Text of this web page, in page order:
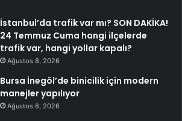
İstanbul’da trafik var mı? SON DAKİKA!
24 Temmuz Cuma hangi ilçelerde
trafik var, hangi yollar kapalı?
Ağustos 8, 2026
Bursa İnegöl’de binicilik için modern
manejler yapılıyor
Ağustos 8, 2026